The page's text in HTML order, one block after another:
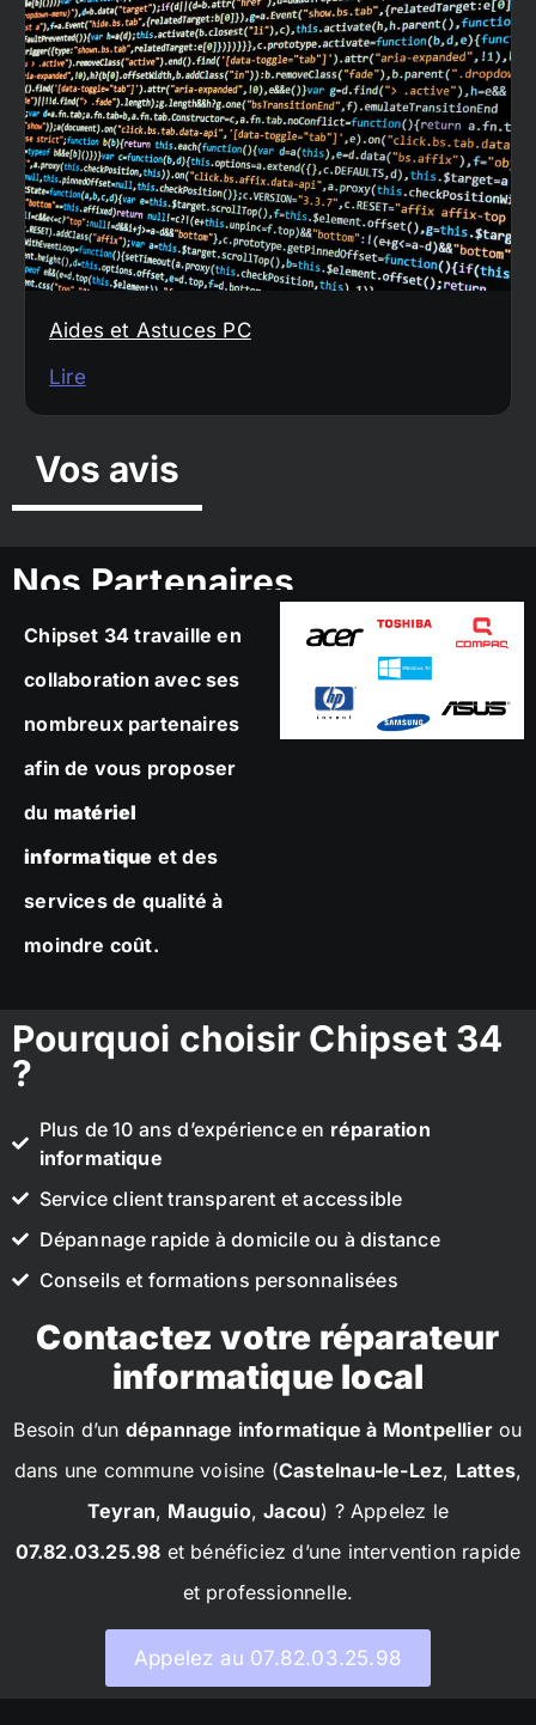
Aides et Astuces PC
Lire
Vos avis
Nos Partenaires
Chipset 34 travaille en
collaboration avec ses
nombreux partenaires
afin de vous proposer
du matériel
informatique et des
services de qualité à
moindre coût.
Pourquoi choisir Chipset 34
?
Plus de 10 ans d’expérience en réparation
informatique
Service client transparent et accessible
Dépannage rapide à domicile ou à distance
Conseils et formations personnalisées
Contactez votre réparateur
informatique local
Besoin d’un dépannage informatique à Montpellier ou
dans une commune voisine (Castelnau-le-Lez, Lattes,
Teyran, Mauguio,Jacou) ? Appelez le
07.82.03.25.98 et bénéficiez d’une intervention rapide
et professionnelle.
Appelez au 07.82.03.25.98